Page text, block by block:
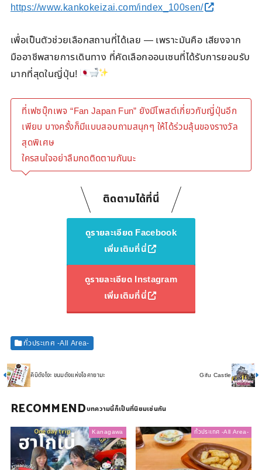
https://www.kankokeizai.com/index_100sen/
เพื่อเป็นตัวช่วยเลือกสถานที่ได้เลย — เพราะมันคือ เสียงจาก
มืออาชีพสายการเดินทาง ที่คัดเลือกออนเซนที่ได้รับการยอมรับ
มากที่สุดในญี่ปุ่น!
ที่เฟซบุ๊กเพจ “Fan Japan Fun” ยังมีโพสต์เกี่ยวกับญี่ปุ่นอีก
เพียบ บางครั้งก็มีแบบสอบถามสนุกๆ ให้ได้ร่วมลุ้นของรางวัล
สุดพิเศษ
ใครสนใจอย่าลืมกดติดตามกันนะ
ติดตามได้ที่นี่
ดูรายละเอียด Facebook
เพิ่มเติมที่นี่
ดูรายละเอียด Instagram
เพิ่มเติมที่นี่
ทั่วประเทศ -All Area-
คิบิดังโงะ ขนมดังแห่งโอคายามะ Gifu Castle
RECOMMEND
Kanagawa ทั่วประเทศ -All Area-